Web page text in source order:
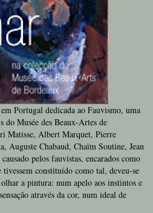
Portugal dedicada ao Fauvismo, uma
do Musée des Beaux-Artes de
Matisse, Albert Marquet, Pierre
Auguste Chabaud, Chaïm Soutine, Jean
pelos fauvistas, encarados como
tivessem constituído como tal, deveu-se
a pintura: num apelo aos instintos e
através da cor, num ideal de